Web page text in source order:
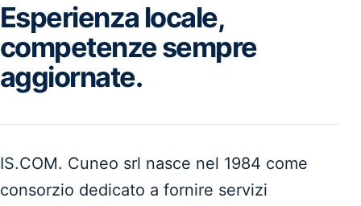
Esperienza locale,
competenze sempre
aggiornate.
IS.COM. Cuneo srl nasce nel 1984 come
consorzio dedicato a fornire servizi